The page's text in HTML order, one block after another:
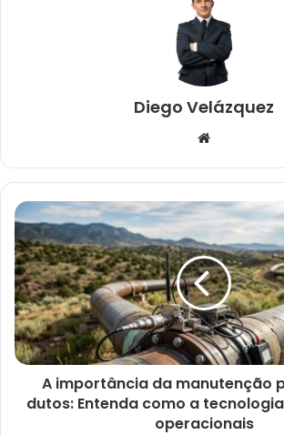
Diego Velázquez
Website
A importância da manutenção
dutos: Entenda como a
operacionais